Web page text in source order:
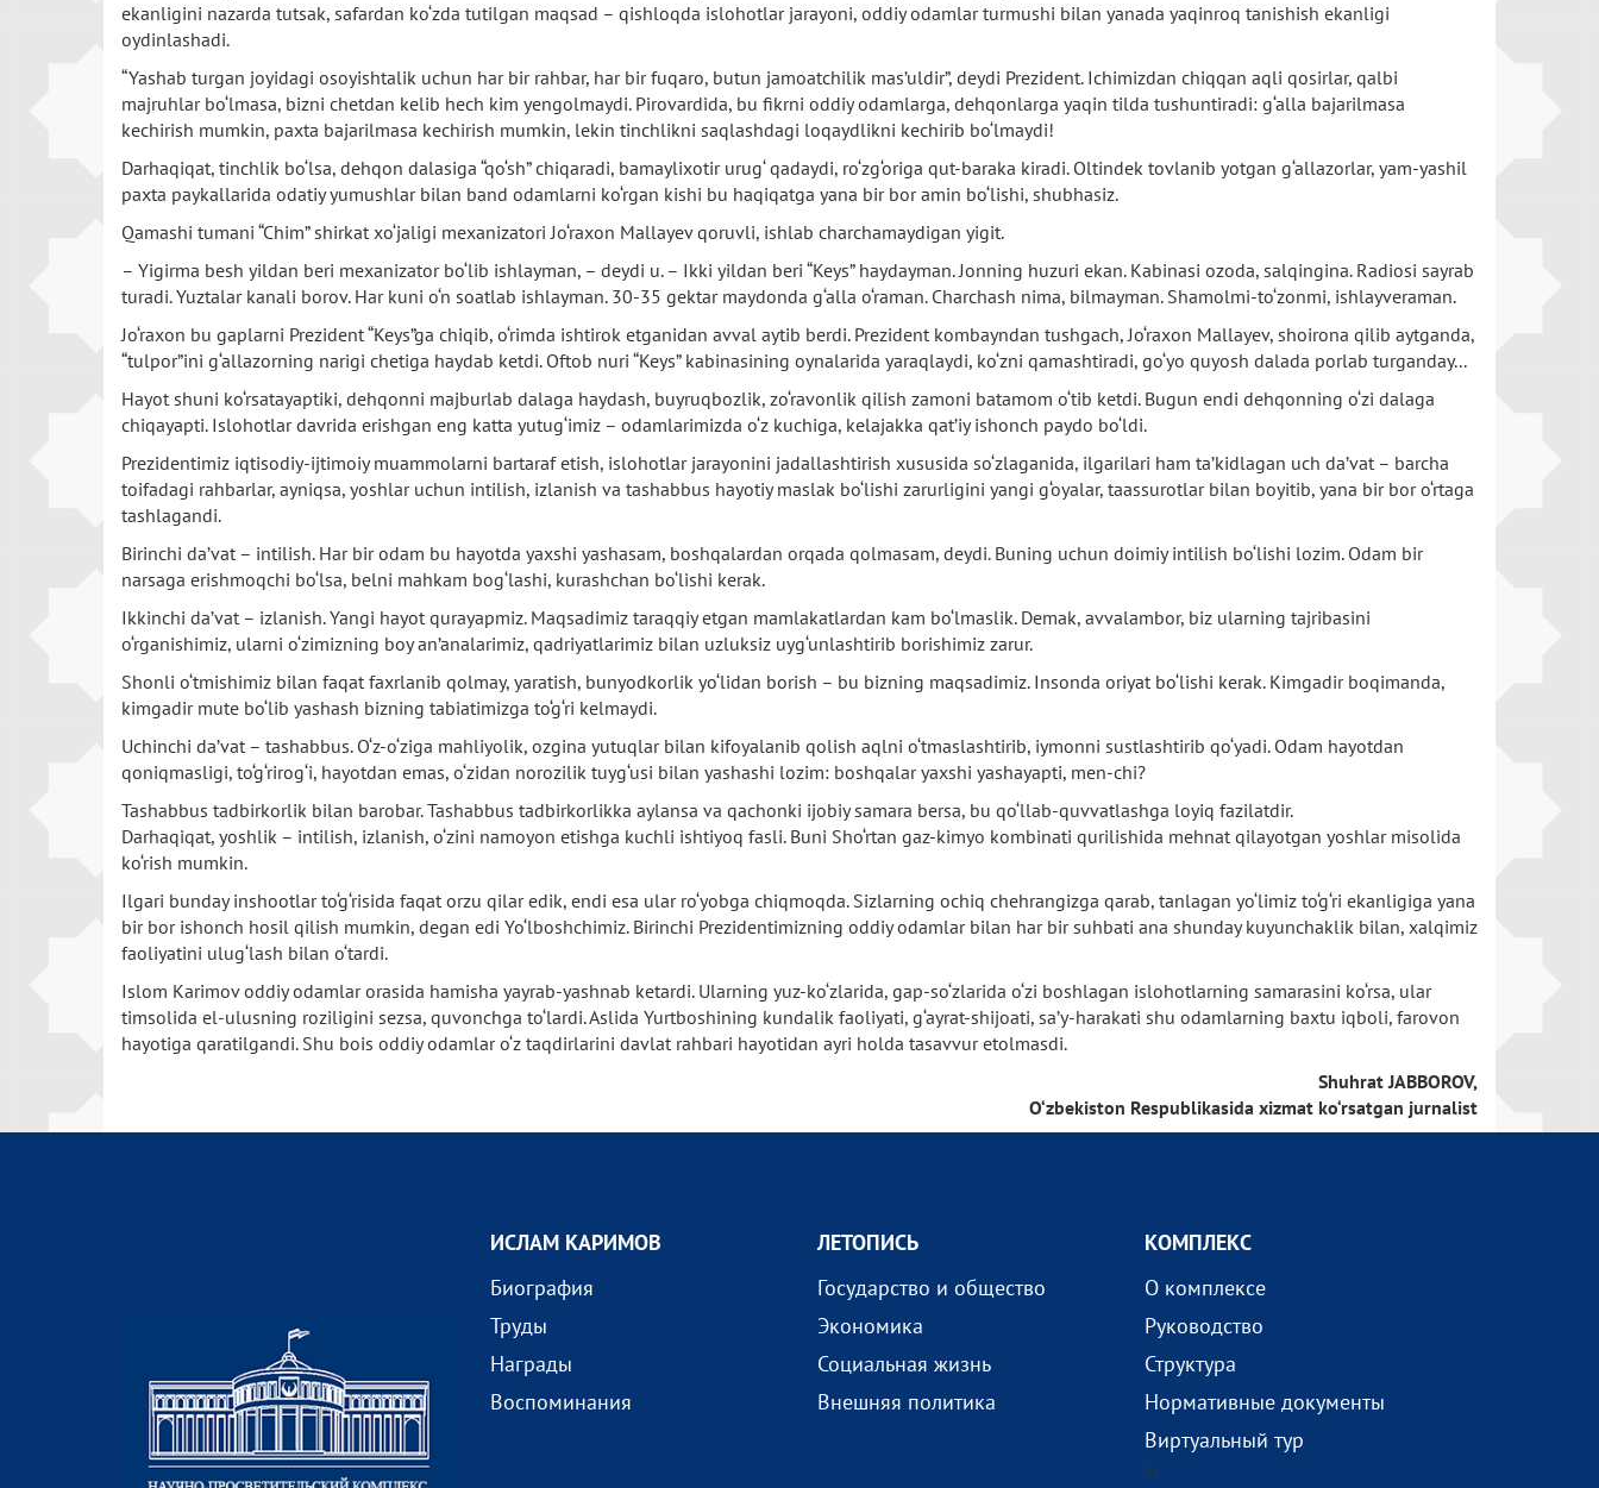
ekanligini nazarda tutsak, safardan ko‘zda tutilgan maqsad – qishloqda islohotlar jarayoni, oddiy odamlar turmushi bilan yanada yaqinroq tanishish ekanligi
oydinlashadi.
“Yashab turgan joyidagi osoyishtalik uchun har bir rahbar, har bir fuqaro, butun jamoatchilik mas’uldir”, deydi Prezident. Ichimizdan chiqqan aqli qosirlar, qalbi
majruhlar bo‘lmasa, bizni chetdan kelib hech kim yengolmaydi. Pirovardida, bu fikrni oddiy odamlarga, dehqonlarga yaqin tilda tushuntiradi: g‘alla bajarilmasa
kechirish mumkin, paxta bajarilmasa kechirish mumkin, lekin tinchlikni saqlashdagi loqaydlikni kechirib bo‘lmaydi!
Darhaqiqat, tinchlik bo‘lsa, dehqon dalasiga “qo‘sh” chiqaradi, bamaylixotir urug‘ qadaydi, ro‘zg‘origa qut-baraka kiradi. Oltindek tovlanib yotgan g‘allazorlar, yam-yashil
paxta paykallarida odatiy yumushlar bilan band odamlarni ko‘rgan kishi bu haqiqatga yana bir bor amin bo‘lishi, shubhasiz.
Qamashi tumani “Chim” shirkat xo‘jaligi mexanizatori Jo‘raxon Mallayev qoruvli, ishlab charchamaydigan yigit.
– Yigirma besh yildan beri mexanizator bo‘lib ishlayman, – deydi u. – Ikki yildan beri “Keys” haydayman. Jonning huzuri ekan. Kabinasi ozoda, salqingina. Radiosi sayrab
turadi. Yuztalar kanali borov. Har kuni o‘n soatlab ishlayman. 30-35 gektar maydonda g‘alla o‘raman. Charchash nima, bilmayman. Shamolmi-to‘zonmi, ishlayveraman.
Jo‘raxon bu gaplarni Prezident “Keys”ga chiqib, o‘rimda ishtirok etganidan avval aytib berdi. Prezident kombayndan tushgach, Jo‘raxon Mallayev, shoirona qilib aytganda,
“tulpor”ini g‘allazorning narigi chetiga haydab ketdi. Oftob nuri “Keys” kabinasining oynalarida yaraqlaydi, ko‘zni qamashtiradi, go‘yo quyosh dalada porlab turganday...
Hayot shuni ko‘rsatayaptiki, dehqonni majburlab dalaga haydash, buyruqbozlik, zo‘ravonlik qilish zamoni batamom o‘tib ketdi. Bugun endi dehqonning o‘zi dalaga
chiqayapti. Islohotlar davrida erishgan eng katta yutug‘imiz – odamlarimizda o‘z kuchiga, kelajakka qat’iy ishonch paydo bo‘ldi.
Prezidentimiz iqtisodiy-ijtimoiy muammolarni bartaraf etish, islohotlar jarayonini jadallashtirish xususida so‘zlaganida, ilgarilari ham ta’kidlagan uch da’vat – barcha
toifadagi rahbarlar, ayniqsa, yoshlar uchun intilish, izlanish va tashabbus hayotiy maslak bo‘lishi zarurligini yangi g‘oyalar, taassurotlar bilan boyitib, yana bir bor o‘rtaga
tashlagandi.
Birinchi da’vat – intilish. Har bir odam bu hayotda yaxshi yashasam, boshqalardan orqada qolmasam, deydi. Buning uchun doimiy intilish bo‘lishi lozim. Odam bir
narsaga erishmoqchi bo‘lsa, belni mahkam bog‘lashi, kurashchan bo‘lishi kerak.
Ikkinchi da’vat – izlanish. Yangi hayot qurayapmiz. Maqsadimiz taraqqiy etgan mamlakatlardan kam bo‘lmaslik. Demak, avvalambor, biz ularning tajribasini
o‘rganishimiz, ularni o‘zimizning boy an’analarimiz, qadriyatlarimiz bilan uzluksiz uyg‘unlashtirib borishimiz zarur.
Shonli o‘tmishimiz bilan faqat faxrlanib qolmay, yaratish, bunyodkorlik yo‘lidan borish – bu bizning maqsadimiz. Insonda oriyat bo‘lishi kerak. Kimgadir boqimanda,
kimgadir mute bo‘lib yashash bizning tabiatimizga to‘g‘ri kelmaydi.
Uchinchi da’vat – tashabbus. O‘z-o‘ziga mahliyolik, ozgina yutuqlar bilan kifoyalanib qolish aqlni o‘tmaslashtirib, iymonni sustlashtirib qo‘yadi. Odam hayotdan
qoniqmasligi, to‘g‘rirog‘i, hayotdan emas, o‘zidan norozilik tuyg‘usi bilan yashashi lozim: boshqalar yaxshi yashayapti, men-chi?
Tashabbus tadbirkorlik bilan barobar. Tashabbus tadbirkorlikka aylansa va qachonki ijobiy samara bersa, bu qo‘llab-quvvatlashga loyiq fazilatdir.
Darhaqiqat, yoshlik – intilish, izlanish, o‘zini namoyon etishga kuchli ishtiyoq fasli. Buni Sho‘rtan gaz-kimyo kombinati qurilishida mehnat qilayotgan yoshlar misolida
ko‘rish mumkin.
Ilgari bunday inshootlar to‘g‘risida faqat orzu qilar edik, endi esa ular ro‘yobga chiqmoqda. Sizlarning ochiq chehrangizga qarab, tanlagan yo‘limiz to‘g‘ri ekanligiga yana
bir bor ishonch hosil qilish mumkin, degan edi Yo‘lboshchimiz. Birinchi Prezidentimizning oddiy odamlar bilan har bir suhbati ana shunday kuyunchaklik bilan, xalqimiz
faoliyatini ulug‘lash bilan o‘tardi.
Islom Karimov oddiy odamlar orasida hamisha yayrab-yashnab ketardi. Ularning yuz-ko‘zlarida, gap-so‘zlarida o‘zi boshlagan islohotlarning samarasini ko‘rsa, ular
timsolida el-ulusning roziligini sezsa, quvonchga to‘lardi. Aslida Yurtboshining kundalik faoliyati, g‘ayrat-shijoati, sa’y-harakati shu odamlarning baxtu iqboli, farovon
hayotiga qaratilgandi. Shu bois oddiy odamlar o‘z taqdirlarini davlat rahbari hayotidan ayri holda tasavvur etolmasdi.
Shuhrat JABBOROV,
O‘zbekiston Respublikasida xizmat ko‘rsatgan jurnalist
ИСЛАМ КАРИМОВ
Биография
Труды
Награды
Воспоминания
ЛЕТОПИСЬ
Государство и общество
Экономика
Социальная жизнь
Внешняя политика
КОМПЛEКС
О комплексе
Руководство
Структура
Нормативные документы
Виртуальный тур
?>